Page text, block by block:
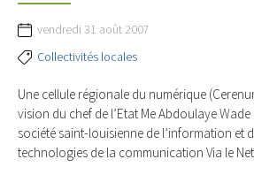
vendredi 31 août 2007
Collectivités locales
Une cellule régionale du numérique
vision du chef de l’Etat Me Abdoulaye
société saint-louisienne de l’information et
technologies de la communication Via le Net.